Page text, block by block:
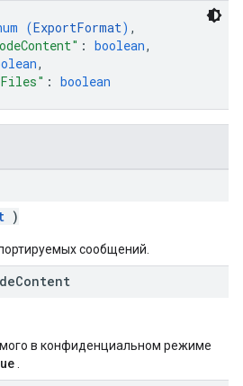
(ExportFormat) ,
: boolean,
,
: boolean
)
сообщений.
Content
в конфиденциальном режиме